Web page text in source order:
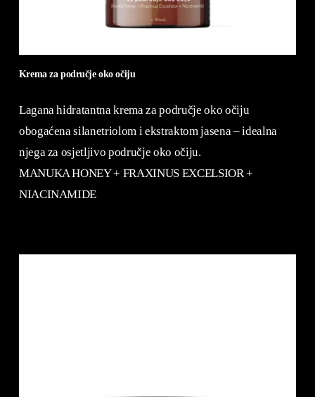
Krema za područje oko očiju
Lagana hidratantna krema za područje oko očiju
obogaćena silanetriolom i ekstraktom jasena – idealna
njega za osjetljivo područje oko očiju.
MANUKA HONEY + FRAXINUS EXCELSIOR +
NIACINAMIDE